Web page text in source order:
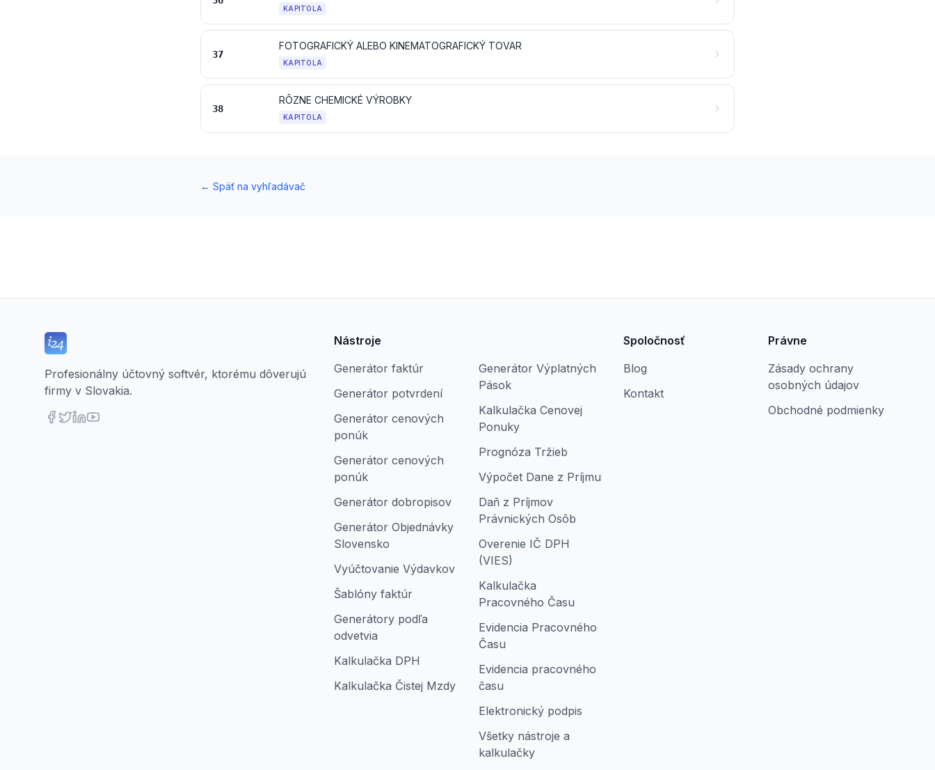
KAPITOLA
37
FOTOGRAFICKÝ ALEBO KINEMATOGRAFICKÝ TOVAR
KAPITOLA
38
RÔZNE CHEMICKÉ VÝROBKY
KAPITOLA
← Späť na vyhľadávač
Profesionálny účtovný softvér, ktorému dôverujú
firmy v Slovakia.
Nástroje
Generátor faktúr
Generátor potvrdení
Generátor cenových
ponúk
Generátor cenových
ponúk
Generátor dobropisov
Generátor Objednávky
Slovensko
Vyúčtovanie Výdavkov
Šablóny faktúr
Generátory podľa
odvetvia
Kalkulačka DPH
Kalkulačka Čistej Mzdy
Generátor Výplatných
Pások
Kalkulačka Cenovej
Ponuky
Prognóza Tržieb
Výpočet Dane z Príjmu
Daň z Príjmov
Právnických Osôb
Overenie IČ DPH
(VIES)
Kalkulačka
Pracovného Času
Evidencia Pracovného
Času
Evidencia pracovného
času
Elektronický podpis
Všetky nástroje a
kalkulačky
Spoločnosť
Blog
Kontakt
Právne
Zásady ochrany
osobných údajov
Obchodné podmienky